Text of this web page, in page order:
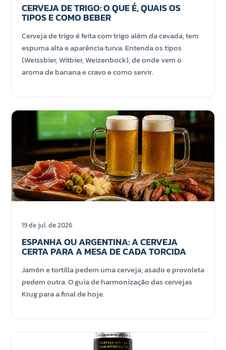
CERVEJA DE TRIGO: O QUE É, QUAIS OS
TIPOS E COMO BEBER
Cerveja de trigo é feita com trigo além da cevada, tem
espuma alta e aparência turva. Entenda os tipos
(Weissbier, Witbier, Weizenbock), de onde vem o
aroma de banana e cravo e como servir.
19 de jul. de 2026
ESPANHA OU ARGENTINA: A CERVEJA
CERTA PARA A MESA DE CADA TORCIDA
Jamón e tortilla pedem uma cerveja; asado e provoleta
pedem outra. O guia de harmonização das cervejas
Krug para a final de hoje.